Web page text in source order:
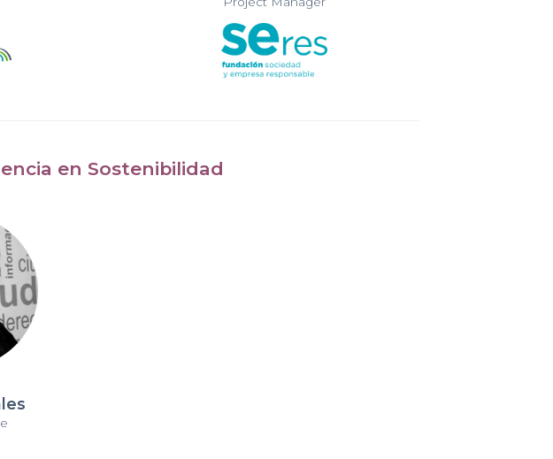
en Sostenibilidad